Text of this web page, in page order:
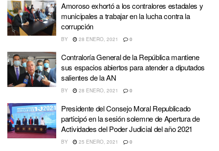
Amoroso exhortó a los contralores estadales y
municipales a trabajar en la lucha contra la
corrupción
BY 28 ENERO, 2021 0
Contraloría General de la República mantiene
sus espacios abiertos para atender a diputados
salientes de la AN
BY 28 ENERO, 2021 0
Presidente del Consejo Moral Republicado
participó en la sesión solemne de Apertura de
Actividades del Poder Judicial del año 2021
BY 25 ENERO, 2021 0